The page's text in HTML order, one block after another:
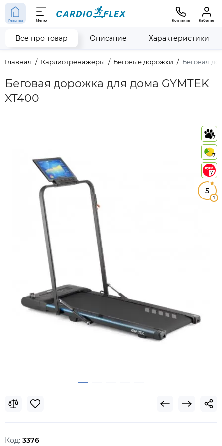
Главная Меню Контакты Кабинет
Главная Кардиотренажеры Беговые дорожки Беговая
Беговая дорожка для дома GYMTEK
XT400
Все про товар Описание Характеристики
7
7
7
5
1
Код: 3376